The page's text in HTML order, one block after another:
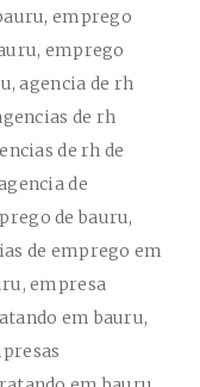
emprego
emprego
agencia de rh
de rh
de rh de
de
de bauru,
de emprego em
empresa
em bauru,